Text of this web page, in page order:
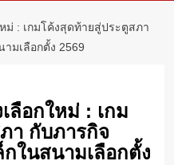
ม่ : เกมโค้งสุดท้ายสู่ประตูสภา
มเลือกตั้ง 2569
ลือกใหม่ : เกม
า กับภารกิจ
ในสนามเลือกตั้ง